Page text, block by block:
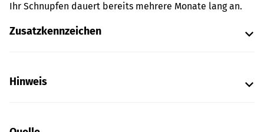
Ihr Schnupfen dauert bereits mehrere Monate lang an.
Zusatzkennzeichen
Hinweis